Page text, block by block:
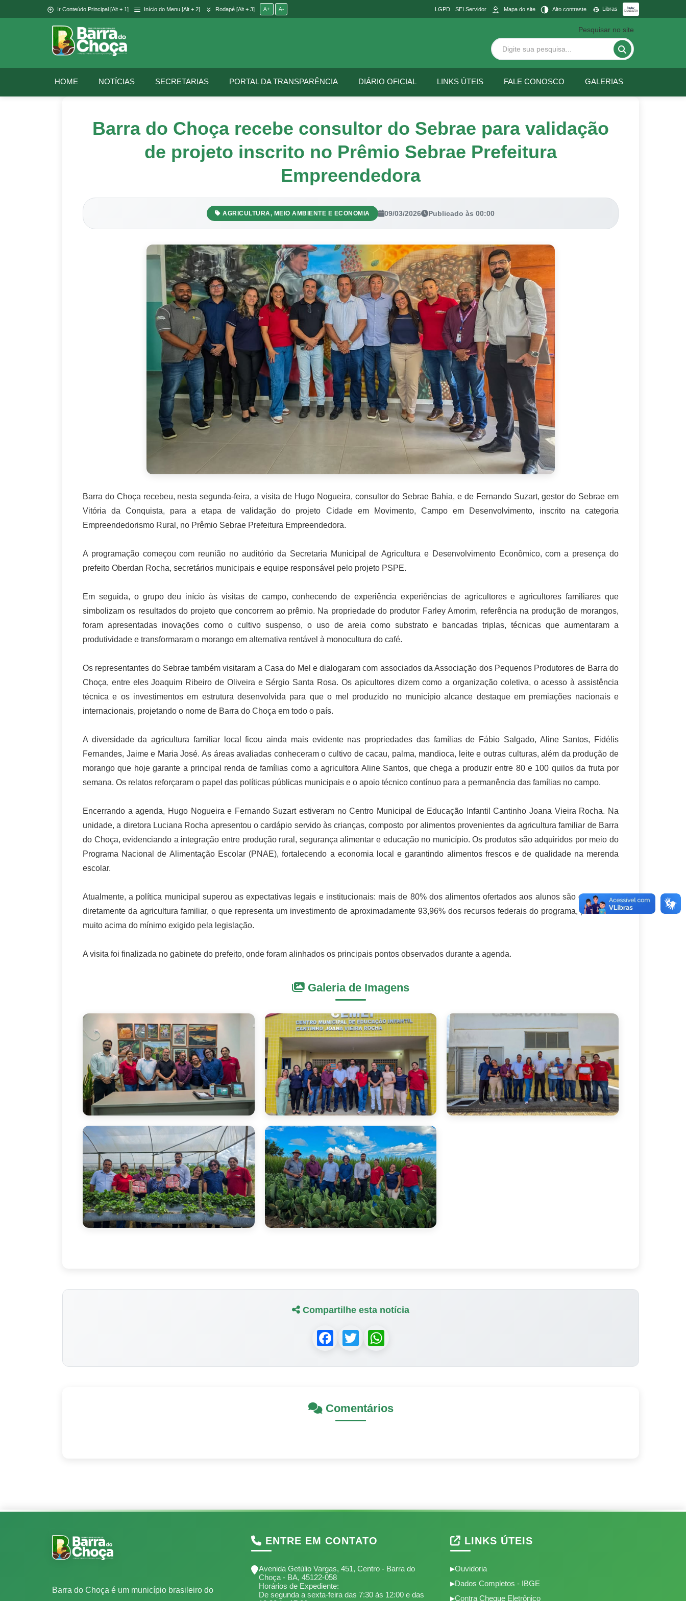
Ir Conteúdo Principal [Alt + 1] Início do Menu [Alt + 2] Rodapé [Alt + 3] A+ A- LGPD SEI Servidor Mapa do site Alto contraste Libras
Pesquisar no site
HOME NOTÍCIAS SECRETARIAS PORTAL DA TRANSPARÊNCIA DIÁRIO OFICIAL LINKS ÚTEIS FALE CONOSCO GALERIAS
Barra do Choça recebe consultor do Sebrae para validação
de projeto inscrito no Prêmio Sebrae Prefeitura
Empreendedora
AGRICULTURA, MEIO AMBIENTE E ECONOMIA 09/03/2026 Publicado às 00:00
Barra do Choça recebeu, nesta segunda-feira, a visita de Hugo Nogueira, consultor do Sebrae Bahia, e de Fernando Suzart, gestor do Sebrae em
Vitória da Conquista, para a etapa de validação do projeto Cidade em Movimento, Campo em Desenvolvimento, inscrito na categoria
Empreendedorismo Rural, no Prêmio Sebrae Prefeitura Empreendedora.
A programação começou com reunião no auditório da Secretaria Municipal de Agricultura e Desenvolvimento Econômico, com a presença do
prefeito Oberdan Rocha, secretários municipais e equipe responsável pelo projeto PSPE.
Em seguida, o grupo deu início às visitas de campo, conhecendo de experiência experiências de agricultores e agricultores familiares que
simbolizam os resultados do projeto que concorrem ao prêmio. Na propriedade do produtor Farley Amorim, referência na produção de morangos,
foram apresentadas inovações como o cultivo suspenso, o uso de areia como substrato e bancadas triplas, técnicas que aumentaram a
produtividade e transformaram o morango em alternativa rentável à monocultura do café.
Os representantes do Sebrae também visitaram a Casa do Mel e dialogaram com associados da Associação dos Pequenos Produtores de Barra do
Choça, entre eles Joaquim Ribeiro de Oliveira e Sérgio Santa Rosa. Os apicultores dizem como a organização coletiva, o acesso à assistência
técnica e os investimentos em estrutura desenvolvida para que o mel produzido no município alcance destaque em premiações nacionais e
internacionais, projetando o nome de Barra do Choça em todo o país.
A diversidade da agricultura familiar local ficou ainda mais evidente nas propriedades das famílias de Fábio Salgado, Aline Santos, Fidélis
Fernandes, Jaime e Maria José. As áreas avaliadas conheceram o cultivo de cacau, palma, mandioca, leite e outras culturas, além da produção de
morango que hoje garante a principal renda de famílias como a agricultora Aline Santos, que chega a produzir entre 80 e 100 quilos da fruta por
semana. Os relatos reforçaram o papel das políticas públicas municipais e o apoio técnico contínuo para a permanência das famílias no campo.
Encerrando a agenda, Hugo Nogueira e Fernando Suzart estiveram no Centro Municipal de Educação Infantil Cantinho Joana Vieira Rocha. Na
unidade, a diretora Luciana Rocha apresentou o cardápio servido às crianças, composto por alimentos provenientes da agricultura familiar de Barra
do Choça, evidenciando a integração entre produção rural, segurança alimentar e educação no município. Os produtos são adquiridos por meio do
Programa Nacional de Alimentação Escolar (PNAE), fortalecendo a economia local e garantindo alimentos frescos e de qualidade na merenda
escolar.
Atualmente, a política municipal superou as expectativas legais e institucionais: mais de 80% dos alimentos ofertados aos alunos são comprados
diretamente da agricultura familiar, o que representa um investimento de aproximadamente 93,96% dos recursos federais do programa, percentual
muito acima do mínimo exigido pela legislação.
A visita foi finalizada no gabinete do prefeito, onde foram alinhados os principais pontos observados durante a agenda.
Galeria de Imagens
Compartilhe esta notícia
FacebookTwitterWhatsApp
Comentários
Barra do Choça é um município brasileiro do
ENTRE EM CONTATO
Avenida Getúlio Vargas, 451, Centro - Barra do
Choça - BA, 45122-058
Horários de Expediente:
De segunda a sexta-feira das 7:30 às 12:00 e das
LINKS ÚTEIS
Ouvidoria
Dados Completos - IBGE
Contra Cheque Eletrônico